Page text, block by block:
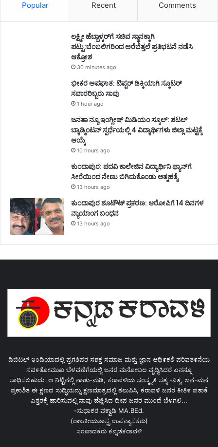
Popular Recent Comments
ಲಕ್ಷ್ಮೀ ಹೆಬ್ಬಾಳ್ಕರ್‌ಗೆ ಸಚಿವ ಸ್ಥಾನಕ್ಕಾಗಿ
ಪಟ್ಟು:ಬೆಂಬಲಿಗರಿಂದ ಅರೆಬೆತ್ತಲೆ ಪ್ರತಿಭಟನೆ ನಡೆಸಿ
ಆಕ್ರೋಶ
30 minutes ago
ಭೀಕರ ಅಪಘಾತ: ಟಿಪ್ಪರ್ ಡಿಕ್ಕಿಯಾಗಿ ಸ್ಕೂಟರ್
ಸವಾರರಿಬ್ಬರು ಸಾವು
1 hour ago
ಜನತಾ ನ್ಯೂ ಇಂಗ್ಲೀಷ್ ಮಿಡಿಯಂ ಸ್ಕೂಲ್: ಶಟಲ್
ಬ್ಯಾಡ್ಮಿಂಟನ್ ಸ್ಪರ್ಧೆಯಲ್ಲಿ 4 ವಿದ್ಯಾರ್ಥಿಗಳು ಜಿಲ್ಲಾ ಮಟ್ಟಕ್ಕೆ
ಆಯ್ಕೆ
10 hours ago
ಕುಂದಾಪುರ: ಪದವಿ ಕಾಲೇಜಿನ ವಿದ್ಯಾರ್ಥಿನಿ ಫ್ಯಾನ್‌ಗೆ
ಸೀರೆಯಿಂದ ನೇಣು ಬಿಗಿದುಕೊಂಡು ಆತ್ಮಹತ್ಯೆ
13 hours ago
ಕುಂದಾಪುರ ಶೂಟೌಟ್ ಪ್ರಕರಣ: ಆರೋಪಿಗೆ 14 ದಿನಗಳ
ನ್ಯಾಯಾಂಗ ಬಂಧನ
13 hours ago
ಡಿಜಿಟಲ್ ಇಂಡಿಯಾದಲ್ಲಿ ಪ್ರಗತಿಪರ ಸಶಕ್ತ ಸಮಾಜ ಮತ್ತು ಜ್ಞಾನ ಆಥಿ೯ಕತೆ ಪರಿವತ೯ನೆಯ
ಸವ೯ತೋಮುಖ ಬೆಳವಣಿಗೆಯಲ್ಲಿ ಜನರ ಮನೋಬಲ ವೃದ್ಧಿಸಿದರೆ ಏನನ್ನೂ
ಸಾಧಿಸಬಹುದು. ಆ ನಿಟ್ಟಿನಲ್ಲಿ ನಾಡು-ನುಡಿ, ಕರಾವಳಿಯ ಸಂಸ್ಕೃತಿ ಸತ್ಯ -ನಿತ್ಯ, ಜನ-ಮನ
ಪ್ರಕಾಶಿತ ಈ ಕ್ಷಣದ ಸುದ್ಧಿಯನ್ನು ಕ್ಷಣಮಾತ್ರದಲ್ಲಿ ತಲುಪಿಸಿ, ಕರಾವಳಿ ಜನರ ಕೀತಿ೯ ಪತಾಕೆ
ಎತ್ತರಕ್ಕೆ ಹಾರಿಸುವಲ್ಲಿ ನಾವು ಹೆಚ್ಚಿಸಿದ ದೀಪ ಜನರ ಮುಂದೆ ಬೆಳಗಲಿ...
-ಸುಧಾಕರ ವಕ್ವಾಡಿ MA.BEd.
(ರಾಜಕೀಯಶಾಸ್ತ್ರ ಉಪನ್ಯಾಸಕರು)
ಸಂಪಾದಕರು ಕನ್ನಡಕರಾವಳಿ